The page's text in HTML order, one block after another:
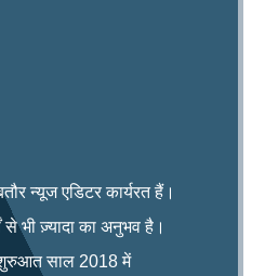
न्यूज एडिटर कार्यरत हैं।
से भी ज़्यादा का अनुभव है।
शुरुआत साल 2018 में